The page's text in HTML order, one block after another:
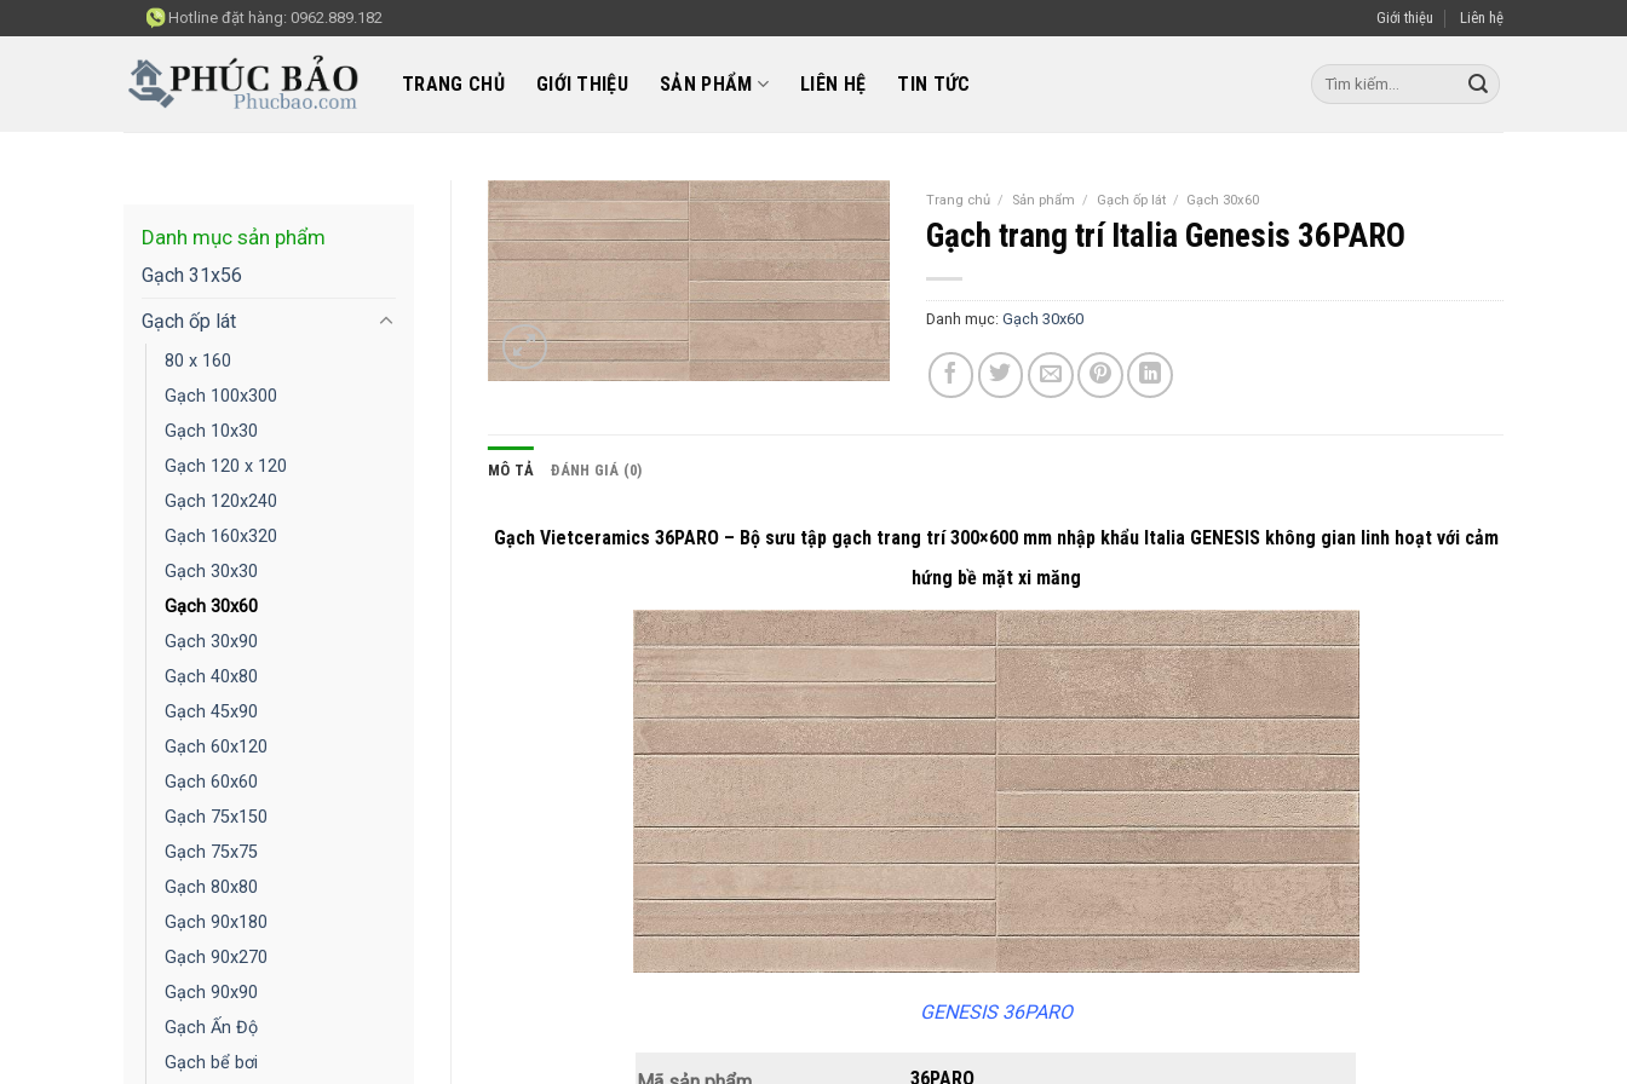
to
Hotline đặt hàng: 0962.889.182 Giới thiệu Liên hệ
TRANG CHỦ GIỚI THIỆU SẢN PHẨM LIÊN HỆ TIN TỨC
Tìm
kiếm:
Danh mục sản phẩm
Gạch 31x56
Gạch ốp lát
80 x 160
Gạch 100x300
Gạch 10x30
Gạch 120 x 120
Gạch 120x240
Gạch 160x320
Gạch 30x30
Gạch 30x60
Gạch 30x90
Gạch 40x80
Gạch 45x90
Gạch 60x120
Gạch 60x60
Gạch 75x150
Gạch 75x75
Gạch 80x80
Gạch 90x180
Gạch 90x270
Gạch 90x90
Gạch Ấn Độ
Gạch bể bơi
Trang chủ / Sản phẩm / Gạch ốp lát / Gạch 30x60
Gạch trang trí Italia Genesis 36PARO
Danh mục:Gạch 30x60
MÔ TẢ ĐÁNH GIÁ (0)
Gạch Vietceramics 36PARO – Bộ sưu tập gạch trang trí 300×600 mm nhập khẩu Italia GENESIS không gian linh hoạt với cảm
hứng bề mặt xi măng
GENESIS 36PARO
36PARO